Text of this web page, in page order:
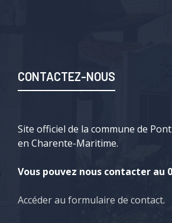
CONTACTEZ-NOUS
Site officiel de la commune de
en Charente-Maritime.
Vous pouvez nous contacter au
Accéder au formulaire de contact.